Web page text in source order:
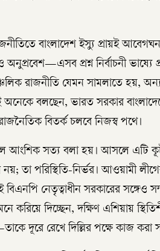
বাংলাদেশ ইস্যু প্রায়ই
অনুপ্রবেশ—এসব প্রশ্ন নির্বাচনী ভাষ্যে
রাজনীতি যেমন সামলাতে হয়,
অনেকে বলছেন, ভারত সরকার
বিতর্ক চলবে নিজস্ব পথে।
আংশিক সত্য বলা হয়। আসলে এটি
নয়; তা পরিস্থিতি-নির্ভর। আওয়ামী
নেতৃত্বাধীন সরকারের সঙ্গেও
করিয়ে দিচ্ছেন, দক্ষিণ এশিয়ায়
দূরে রেখে দিল্লির পক্ষে কাজ করা